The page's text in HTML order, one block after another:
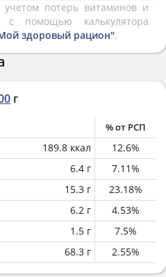
учетом потерь витаминов и
помощью калькулятора
здоровый рацион".
г
% от РСП
189.8 ккал 12.6%
6.4 г 7.11%
15.3 г 23.18%
6.2 г 4.53%
1.5 г 7.5%
68.3 г 2.55%